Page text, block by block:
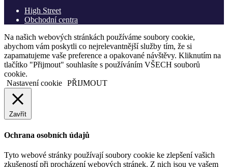
High Street
Obchodní centra
Na našich webových stránkách používáme soubory cookie,
abychom vám poskytli co nejrelevantnější služby tím, že si
zapamatujeme vaše preference a opakované návštěvy. Kliknutím na
tlačítko "Přijmout" souhlasíte s používáním VŠECH souborů
cookie.
Nastavení cookie PŘIJMOUT
Zavřít
Ochrana osobních údajů
Tyto webové stránky používají soubory cookie ke zlepšení vašich
zkušeností při procházení webových stránek. Z nich jsou ve vašem